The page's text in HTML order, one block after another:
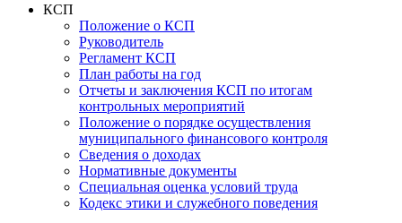
КСП
Положение о КСП
Руководитель
Регламент КСП
План работы на год
Отчеты и заключения КСП по итогам
контрольных мероприятий
Положение о порядке осуществления
муниципального финансового контроля
Сведения о доходах
Нормативные документы
Специальная оценка условий труда
Кодекс этики и служебного поведения